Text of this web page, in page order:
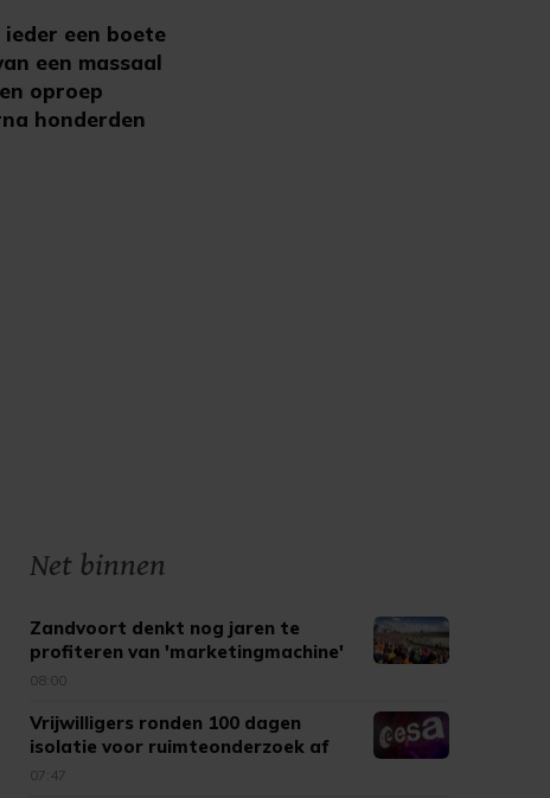
ieder een boete
een massaal
oproep
honderden
Net binnen
Zandvoort denkt nog jaren te
profiteren van 'marketingmachine'
F1
08:00
Vrijwilligers ronden 100 dagen
isolatie voor ruimteonderzoek af
07:47